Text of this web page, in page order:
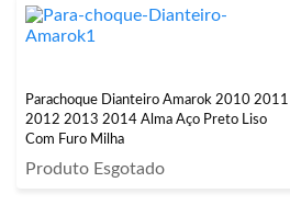
Parachoque Dianteiro Amarok 2010 2011
2012 2013 2014 Alma Aço Preto Liso
Com Furo Milha
Produto Esgotado